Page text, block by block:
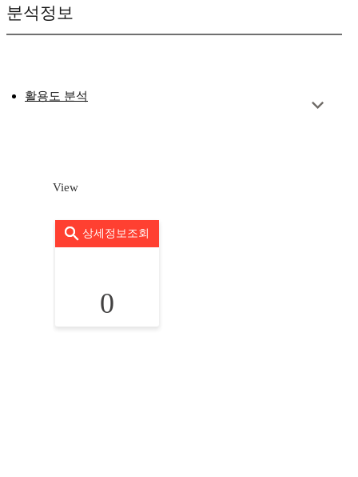
분석정보
활용도 분석
View
상세정보조회
0